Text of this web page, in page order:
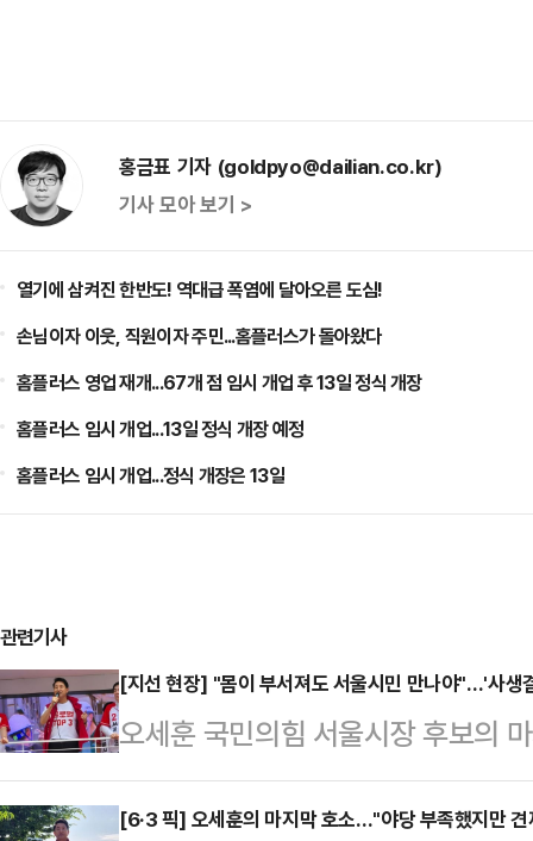
홍금표 기자 (goldpyo@dailian.co.kr)
기사 모아 보기 >
열기에 삼켜진 한반도! 역대급 폭염에 달아오른 도심!
손님이자 이웃, 직원이자 주민...홈플러스가 돌아왔다
홈플러스 영업 재개...67개 점 임시 개업 후 13일 정식 개장
홈플러스 임시 개업...13일 정식 개장 예정
홈플러스 임시 개업...정식 개장은 13일
관련기사
[지선 현장] "몸이 부서져도 서울시민 만나야"…'사생
오세훈 국민의힘 서울시장 후보의
단 한 명의 서울 시민을 더 만나겠
섰기 때문이다. 시간이 빠듯한 탓에
[6·3 픽] 오세훈의 마지막 호소…"야당 부족했지만